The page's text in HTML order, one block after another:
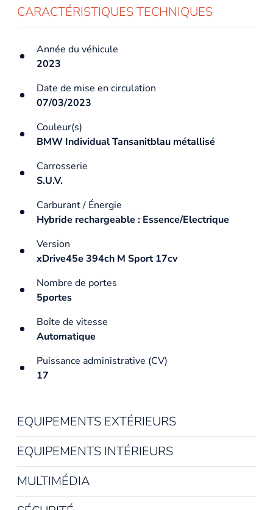
CARACTÉRISTIQUES TECHNIQUES
Année du véhicule
2023
Date de mise en circulation
07/03/2023
Couleur(s)
BMW Individual Tansanitblau métallisé
Carrosserie
S.U.V.
Carburant / Énergie
Hybride rechargeable : Essence/Electrique
Version
xDrive45e 394ch M Sport 17cv
Nombre de portes
5portes
Boîte de vitesse
Automatique
Puissance administrative (CV)
17
EQUIPEMENTS EXTÉRIEURS
EQUIPEMENTS INTÉRIEURS
MULTIMÉDIA